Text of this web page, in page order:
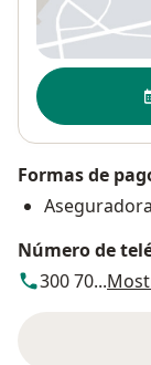
Formas de
Número de
300 70...